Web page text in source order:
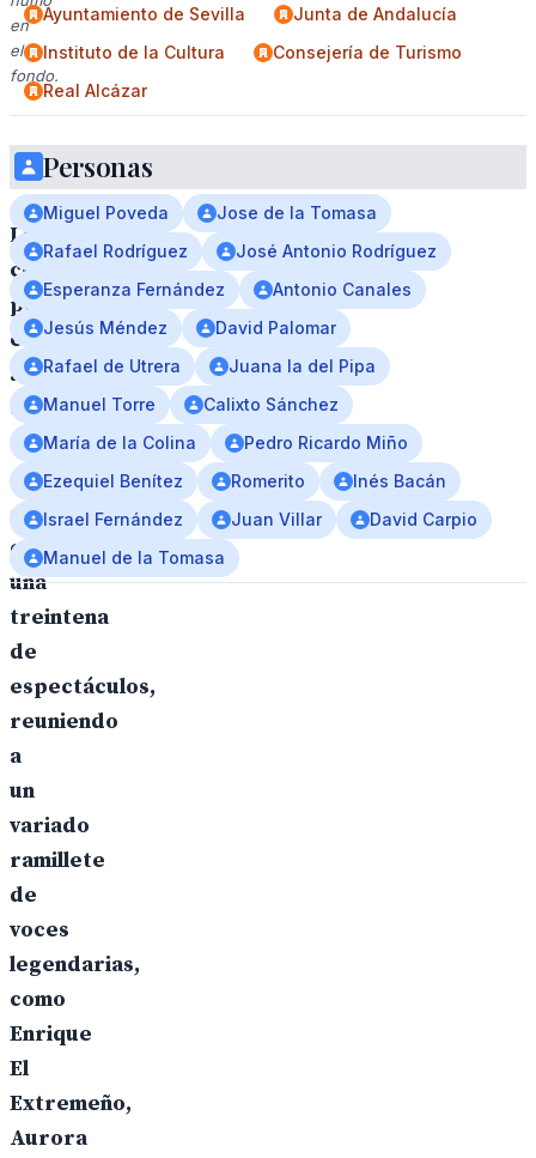
en
el
fondo.
La
cita
pone
el
acento
en
el
cante
con
casi
una
treintena
de
espectáculos,
reuniendo
a
un
variado
ramillete
de
voces
legendarias,
como
Enrique
El
Extremeño,
Aurora
Ayuntamiento de Sevilla
Junta de Andalucía
Instituto de la Cultura
Consejería de Turismo
Real Alcázar
Personas
Miguel Poveda
Jose de la Tomasa
Rafael Rodríguez
José Antonio Rodríguez
Esperanza Fernández
Antonio Canales
Jesús Méndez
David Palomar
Rafael de Utrera
Juana la del Pipa
Manuel Torre
Calixto Sánchez
María de la Colina
Pedro Ricardo Miño
Ezequiel Benítez
Romerito
Inés Bacán
Israel Fernández
Juan Villar
David Carpio
Manuel de la Tomasa